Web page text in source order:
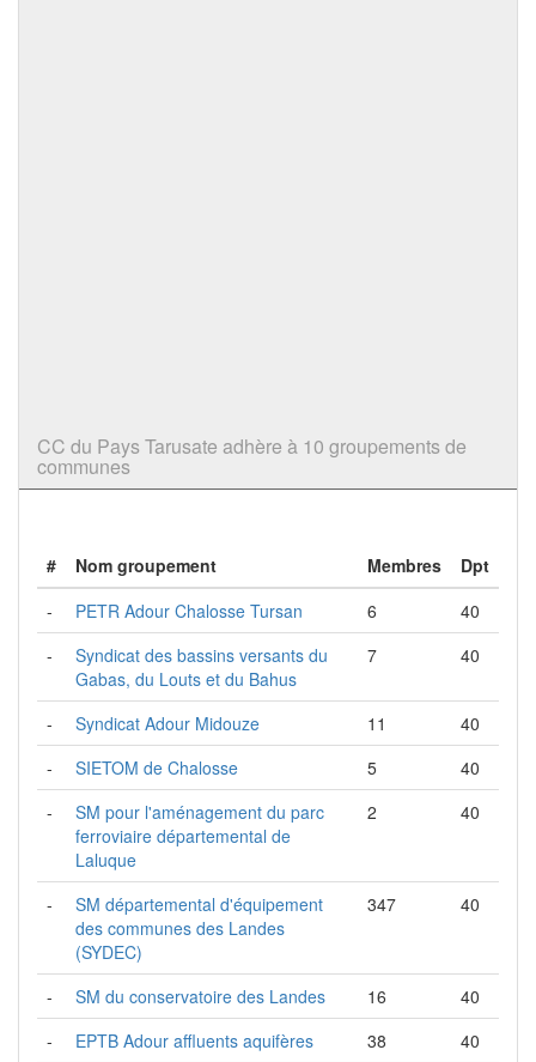
CC du Pays Tarusate adhère à 10 groupements de
communes
# Nom groupement Membres
Dpt
-
PETR Adour Chalosse Tursan 6
40
-
Syndicat des bassins versants du
Gabas, du Louts et du Bahus
7 40
- Syndicat Adour Midouze 11
40
-
SIETOM de Chalosse 5
40
-
SM pour l'aménagement du parc
ferroviaire départemental de
Laluque
2 40
-
SM départemental d'équipement
des communes des Landes
(SYDEC)
347 40
- SM du conservatoire des Landes 16
40
-
EPTB Adour affluents aquifères 38
40